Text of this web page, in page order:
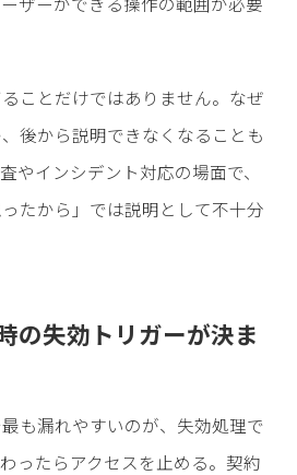
ことだけではありません。なぜ
後から説明できなくなることも
やインシデント対応の場面で、
ったから」では説明として不十分
の失効トリガーが決ま
も漏れやすいのが、失効処理で
ったらアクセスを止める。契約